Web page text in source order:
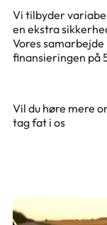
Vi tilbyder
en ekstra
Vores
finansieringen på
Vil du høre mere
tag fat i os